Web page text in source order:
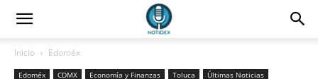
Inicio Edoméx
Edoméx CDMX Economía y Finanzas Toluca Últimas Noticias